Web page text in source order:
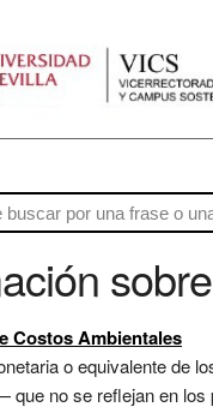
sobre
Costos Ambientales
o equivalente de
que no se reflejan en los